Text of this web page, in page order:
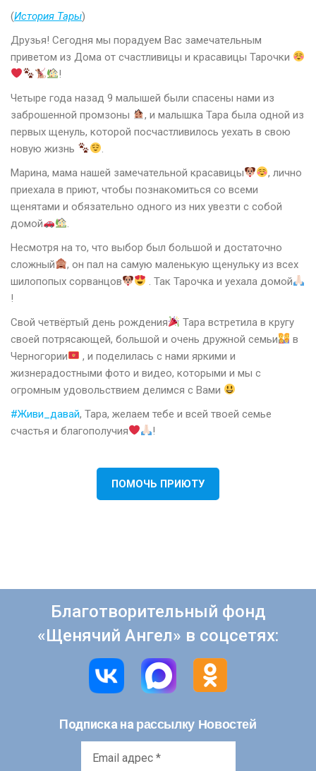
(История Тары)
Друзья! Сегодня мы порадуем Вас замечательным
приветом из Дома от счастливицы и красавицы Тарочки
!
Четыре года назад 9 малышей были спасены нами из
заброшенной промзоны
, и малышка Тара была одной из
первых щенуль, которой посчастливилось уехать в свою
новую жизнь
.
Марина, мама нашей замечательной красавицы
, лично
приехала в приют, чтобы познакомиться со всеми
щенятами и обязательно одного из них увезти с собой
домой
.
Несмотря на то, что выбор был большой и достаточно
сложный
, он пал на самую маленькую щенульку из всех
шилопопых сорванцов
. Так Тарочка и уехала домой
!
Свой четвёртый день рождения
Тара встретила в кругу
своей потрясающей, большой и очень дружной семьи
в
Черногории
, и поделилась с нами яркими и
жизнерадостными фото и видео, которыми и мы с
огромным удовольствием делимся с Вами
#Живи_давай, Тара, желаем тебе и всей твоей семье
счастья и благополучия
!
ПОМОЧЬ ПРИЮТУ
Благотворительный фонд
«Щенячий Ангел» в соцсетях:
Подписка на рассылку Новостей